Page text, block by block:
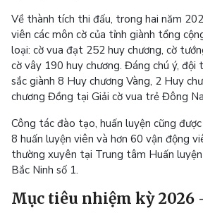
Về thành tích thi đấu, trong hai năm
viên các môn cờ của tỉnh giành tổng
loại: cờ vua đạt 252 huy chương, cờ
cờ vây 190 huy chương. Đáng chú ý,
sắc giành 8 Huy chương Vàng, 2 Huy
chương Đồng tại Giải cờ vua trẻ Đông
Công tác đào tạo, huấn luyện cũng
8 huấn luyện viên và hơn 60 vận động
thường xuyên tại Trung tâm Huấn
Bắc Ninh số 1.
Mục tiêu nhiệm kỳ 2026